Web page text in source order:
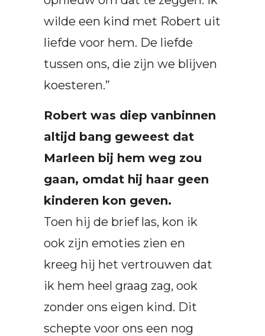
wilde een kind met Robert uit
liefde voor hem. De liefde
tussen ons, die zijn we blijven
koesteren.”
Robert was diep vanbinnen
altijd bang geweest dat
Marleen bij hem weg zou
gaan, omdat hij haar geen
kinderen kon geven.
Toen hij de brief las, kon ik
ook zijn emoties zien en
kreeg hij het vertrouwen dat
ik hem heel graag zag, ook
zonder ons eigen kind. Dit
schepte voor ons een nog